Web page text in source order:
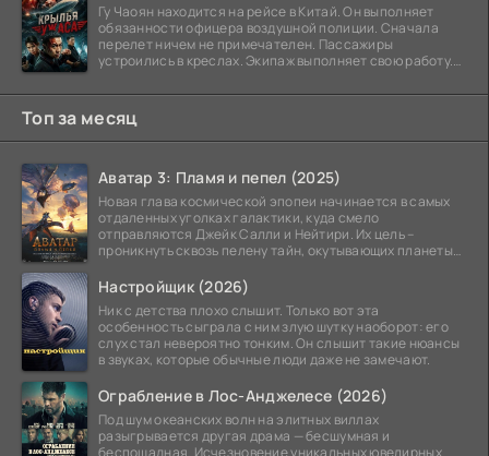
Гу Чаоян находится на рейсе в Китай. Он выполняет
обязанности офицера воздушной полиции. Сначала
перелет ничем не примечателен. Пассажиры
устроились в креслах. Экипаж выполняет свою работу.
Топ за месяц
Аватар 3: Пламя и пепел (2025)
Новая глава космической эпопеи начинается в самых
отдаленных уголках галактики, куда смело
отправляются Джейк Салли и Нейтири. Их цель –
проникнуть сквозь пелену тайн, окутывающих планеты
Настройщик (2026)
Ник с детства плохо слышит. Только вот эта
особенность сыграла с ним злую шутку наоборот: его
слух стал невероятно тонким. Он слышит такие нюансы
в звуках, которые обычные люди даже не замечают.
Ограбление в Лос-Анджелесе (2026)
Под шум океанских волн на элитных виллах
разыгрывается другая драма — бесшумная и
беспощадная. Исчезновение уникальных ювелирных